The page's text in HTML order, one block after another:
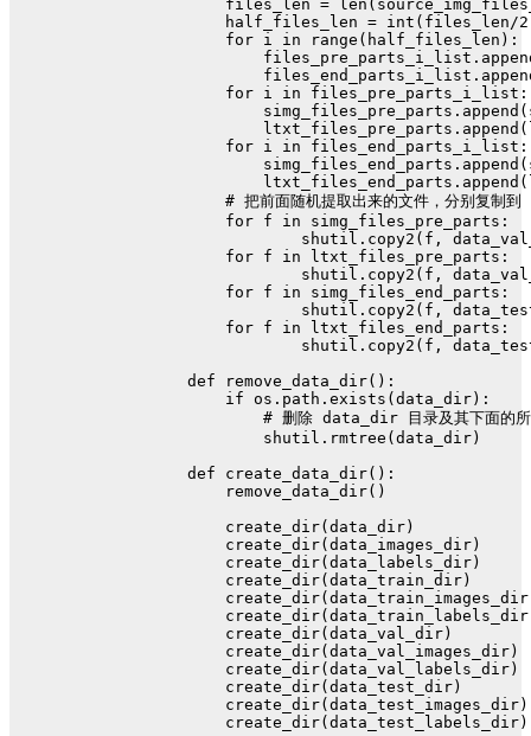
    files_len =
len
    half_files_len =
int (files_len/2
for i in range (half_files_len):
for i in files_pre_parts_i_list:
for i in files_end_parts_i_list:
# 把前面随机提取出来的文件，分别
for f in simg_files_pre_parts:
shutil.copy2(f,
for f in ltxt_files_pre_parts:
shutil.copy2(f,
for f in simg_files_end_parts:
shutil.copy2(f,
for f in ltxt_files_end_parts:
shutil.copy2(f,
def
remove_data_dir():
if os.path.exists(data_dir):
# 删除 data_dir 目录及其下面的所
        shutil.rmtree(data_dir)
def
create_data_dir():
    remove_data_dir()
    create_dir(data_dir)
    create_dir(data_images_dir)
    create_dir(data_labels_dir)
    create_dir(data_train_dir)
    create_dir(data_val_dir)
    create_dir(data_val_images_dir)
    create_dir(data_val_labels_dir)
    create_dir(data_test_dir)
    create_dir(data_test_images_dir)
    create_dir(data_test_labels_dir)